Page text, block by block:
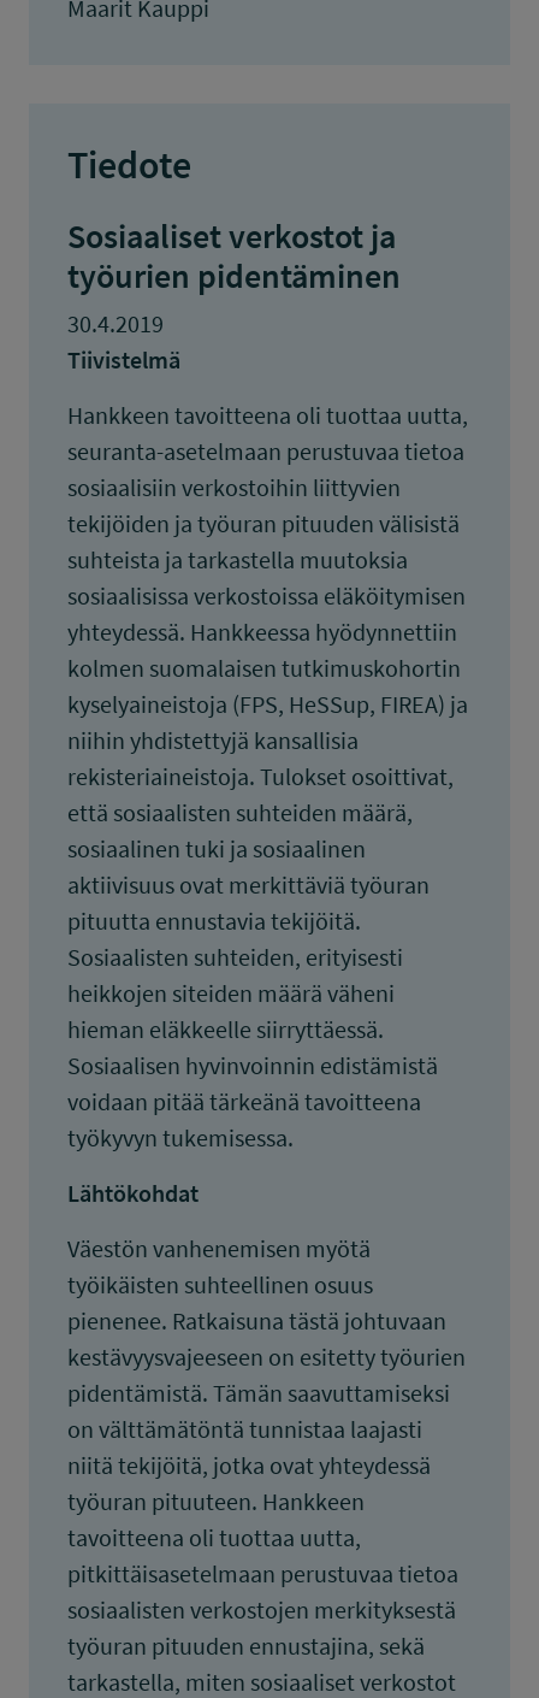
Maarit Kauppi
Tiedote
Sosiaaliset verkostot ja
työurien pidentäminen
30.4.2019
Tiivistelmä
Hankkeen tavoitteena oli tuottaa uutta,
seuranta-asetelmaan perustuvaa tietoa
sosiaalisiin verkostoihin liittyvien
tekijöiden ja työuran pituuden välisistä
suhteista ja tarkastella muutoksia
sosiaalisissa verkostoissa eläköitymisen
yhteydessä. Hankkeessa hyödynnettiin
kolmen suomalaisen tutkimuskohortin
kyselyaineistoja (FPS, HeSSup, FIREA) ja
niihin yhdistettyjä kansallisia
rekisteriaineistoja. Tulokset osoittivat,
että sosiaalisten suhteiden määrä,
sosiaalinen tuki ja sosiaalinen
aktiivisuus ovat merkittäviä työuran
pituutta ennustavia tekijöitä.
Sosiaalisten suhteiden, erityisesti
heikkojen siteiden määrä väheni
hieman eläkkeelle siirryttäessä.
Sosiaalisen hyvinvoinnin edistämistä
voidaan pitää tärkeänä tavoitteena
työkyvyn tukemisessa.
Lähtökohdat
Väestön vanhenemisen myötä
työikäisten suhteellinen osuus
pienenee. Ratkaisuna tästä johtuvaan
kestävyysvajeeseen on esitetty työurien
pidentämistä. Tämän saavuttamiseksi
on välttämätöntä tunnistaa laajasti
niitä tekijöitä, jotka ovat yhteydessä
työuran pituuteen. Hankkeen
tavoitteena oli tuottaa uutta,
pitkittäisasetelmaan perustuvaa tietoa
sosiaalisten verkostojen merkityksestä
työuran pituuden ennustajina, sekä
tarkastella, miten sosiaaliset verkostot